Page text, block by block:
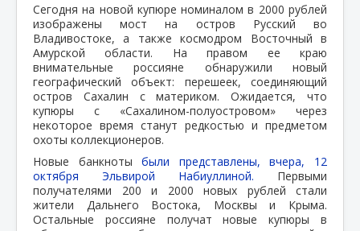
Сегодня на новой купюре номиналом в 2000 рублей
изображены мост на остров Русский во
Владивостоке, а также космодром Восточный в
Амурской области. На правом ее краю
внимательные россияне обнаружили новый
географический объект: перешеек, соединяющий
остров Сахалин с материком. Ожидается, что
купюры с «Сахалином-полуостровом» через
некоторое время станут редкостью и предметом
охоты коллекционеров.
Новые банкнотыбыли представлены, вчера, 12
октября Эльвирой Набиуллиной. Первыми
получателями 200 и 2000 новых рублей стали
жители Дальнего Востока, Москвы и Крыма.
Остальные россияне получат новые купюры в